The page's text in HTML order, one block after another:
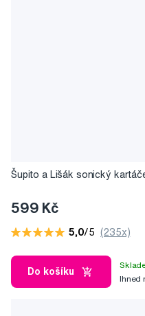
Šupito a Lišák sonický
599 Kč
5,0/5 (235x)
Do košíku
Ihned